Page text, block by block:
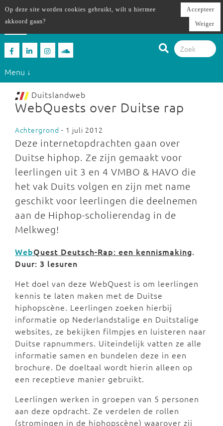
Menu ↓
Duitslandweb
WebQuests over Duitse rap
Achtergrond - 1 juli 2012
Deze internetopdrachten gaan over
Duitse hiphop. Ze zijn gemaakt voor
leerlingen uit 3 en 4 VMBO & HAVO die
het vak Duits volgen en zijn met name
geschikt voor leerlingen die deelnemen
aan de Hiphop-scholierendag in de
Melkweg!
WebQuest Deutsch-Rap: een kennismaking.
Duur: 3 lesuren
Het doel van deze WebQuest is om leerlingen
kennis te laten maken met de Duitse
hiphopscène. Leerlingen zoeken hierbij
informatie op Nederlandstalige en Duitstalige
websites, ze bekijken filmpjes en luisteren naar
Duitse rapnummers. Uiteindelijk vatten ze alle
informatie samen en bundelen deze in een
brochure. De doeltaal wordt hierin alleen op
een receptieve manier gebruikt.
Leerlingen werken in groepen van 5 personen
aan deze opdracht. Ze verdelen de rollen
(stromingen in de hiphopscène) waarover zij
Op deze site worden cookies gebruikt, wilt u hiermee
akkoord gaan?
Accepteer
Weiger